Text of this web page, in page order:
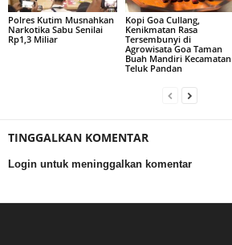
Polres Kutim Musnahkan
Narkotika Sabu Senilai
Rp1,3 Miliar
Kopi Goa Cullang,
Kenikmatan Rasa
Tersembunyi di
Agrowisata Goa Taman
Buah Mandiri Kecamatan
Teluk Pandan
TINGGALKAN KOMENTAR
Login untuk meninggalkan komentar